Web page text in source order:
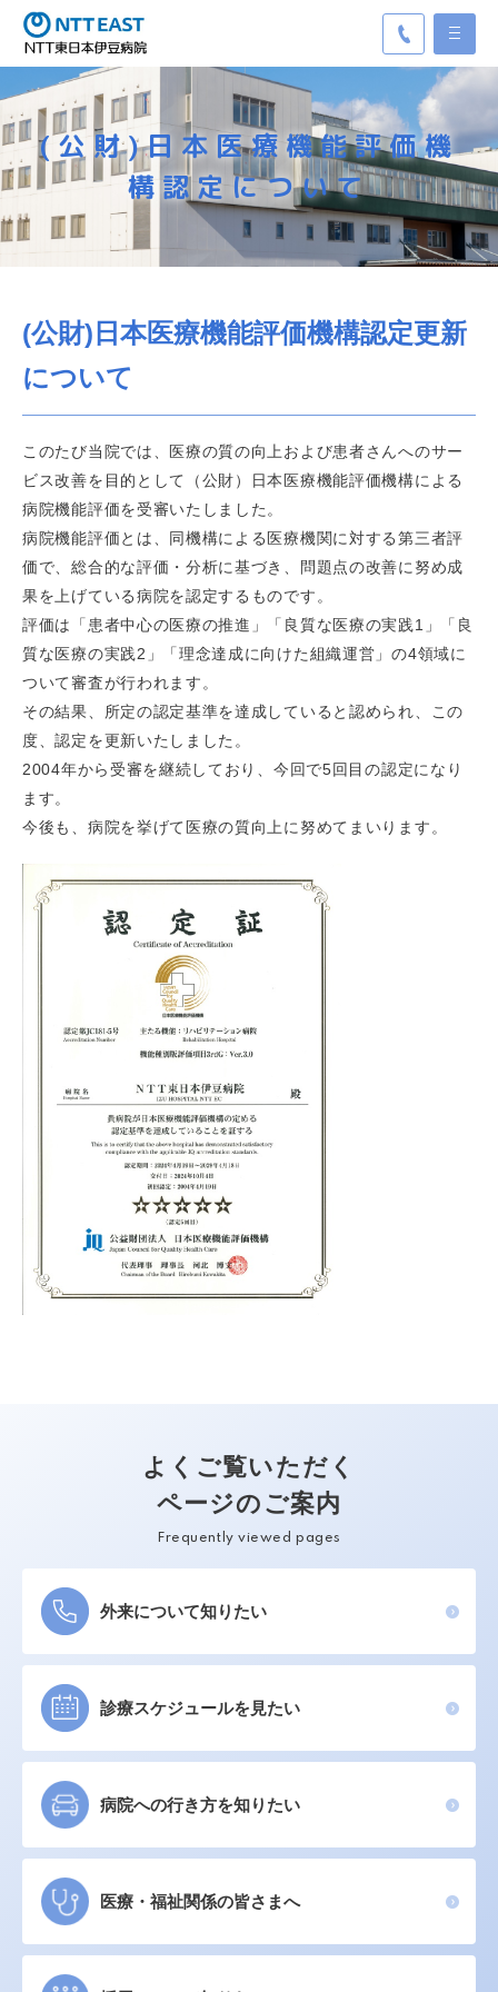
(公財)日本医療機能評価機
構認定について
(公財)日本医療機能評価機構認定更新
について
このたび当院では、医療の質の向上および患者さんへのサー
ビス改善を目的として（公財）日本医療機能評価機構による
病院機能評価を受審いたしました。
病院機能評価とは、同機構による医療機関に対する第三者評
価で、総合的な評価・分析に基づき、問題点の改善に努め成
果を上げている病院を認定するものです。
評価は「患者中心の医療の推進」「良質な医療の実践1」「良
質な医療の実践2」「理念達成に向けた組織運営」の4領域に
ついて審査が行われます。
その結果、所定の認定基準を達成していると認められ、この
度、認定を更新いたしました。
2004年から受審を継続しており、今回で5回目の認定になり
ます。
今後も、病院を挙げて医療の質向上に努めてまいります。
よくご覧いただく
ページのご案内
Frequently viewed pages
外来について知りたい
診療スケジュールを見たい
病院への行き方を知りたい
医療・福祉関係の皆さまへ